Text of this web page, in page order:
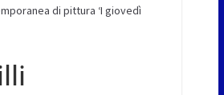
di pittura ‘I giovedì